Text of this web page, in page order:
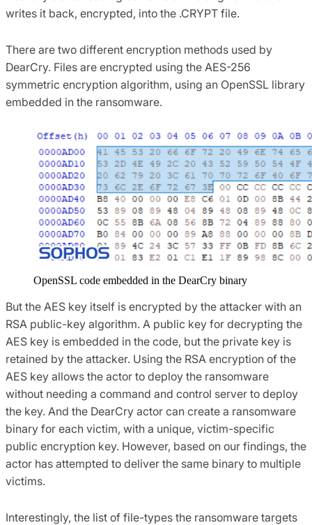
writes it back, encrypted, into the .CRYPT file.
There are two different encryption methods used by
DearCry. Files are encrypted using the AES-256
symmetric encryption algorithm, using an OpenSSL library
embedded in the ransomware.
OpenSSL code embedded in the DearCry binary
But the AES key itself is encrypted by the attacker with an
RSA public-key algorithm. A public key for decrypting the
AES key is embedded in the code, but the private key is
retained by the attacker. Using the RSA encryption of the
AES key allows the actor to deploy the ransomware
without needing a command and control server to deploy
the key. And the DearCry actor can create a ransomware
binary for each victim, with a unique, victim-specific
public encryption key. However, based on our findings, the
actor has attempted to deliver the same binary to multiple
victims.
Interestingly, the list of file-types the ransomware targets